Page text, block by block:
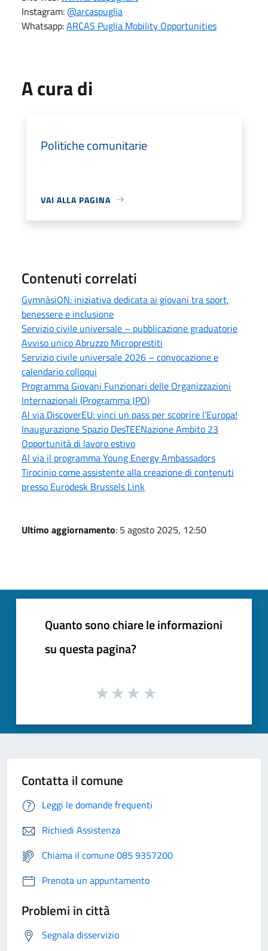
Instagram:@arcaspuglia
Whatsapp:ARCAS Puglia Mobility Opportunities
A cura di
Politiche comunitarie
VAI ALLA PAGINA
Contenuti correlati
GymnàsiON: iniziativa dedicata ai giovani tra sport,
benessere e inclusione
Servizio civile universale – pubblicazione graduatorie
Avviso unico Abruzzo Microprestiti
Servizio civile universale 2026 – convocazione e
calendario colloqui
Programma Giovani Funzionari delle Organizzazioni
Internazionali (Programma JPO)
Al via DiscoverEU: vinci un pass per scoprire l’Europa!
Inaugurazione Spazio DesTEENazione Ambito 23
Opportunità di lavoro estivo
Al via il programma Young Energy Ambassadors
Tirocinio come assistente alla creazione di contenuti
presso Eurodesk Brussels Link
Ultimo aggiornamento: 5 agosto 2025, 12:50
Quanto sono chiare le informazioni
su questa pagina?
Contatta il comune
Leggi le domande frequenti
Richiedi Assistenza
Chiama il comune 085 9357200
Prenota un appuntamento
Problemi in città
Segnala disservizio